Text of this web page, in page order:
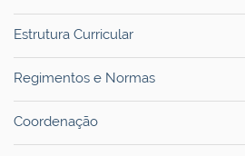
Estrutura Curricular
Regimentos e Normas
Coordenação